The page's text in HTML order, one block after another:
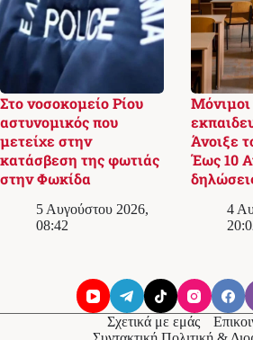
Στο νοσοκομείο Ρίου
αστυνομικός που
μετείχε στην
κατάσβεση της φωτιάς
στην Φωκίδα
5 Αυγούστου 2026,
08:42
Μόνιμοι
Άνοιξε
Έως 10
4
Σχετικά με εμάς